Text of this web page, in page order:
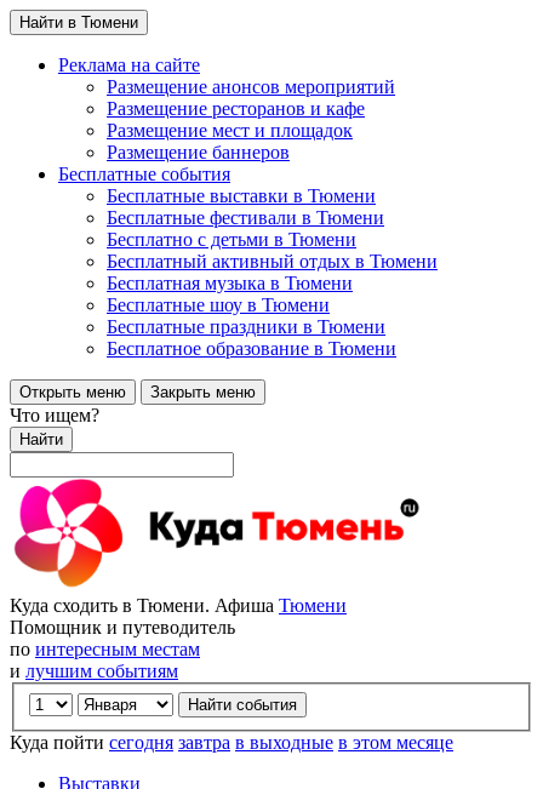
Найти в Тюмени
Реклама на сайте
Размещение анонсов мероприятий
Размещение ресторанов и кафе
Размещение мест и площадок
Размещение баннеров
Бесплатные события
Бесплатные выставки в Тюмени
Бесплатные фестивали в Тюмени
Бесплатно с детьми в Тюмени
Бесплатный активный отдых в Тюмени
Бесплатная музыка в Тюмени
Бесплатные шоу в Тюмени
Бесплатные праздники в Тюмени
Бесплатное образование в Тюмени
Открыть меню Закрыть меню
Что ищем?
Найти
Куда сходить в Тюмени. Афиша Тюмени
Помощник и путеводитель
по интересным местам
и лучшим событиям
Куда пойти сегодня завтра в выходные в этом месяце
Выставки